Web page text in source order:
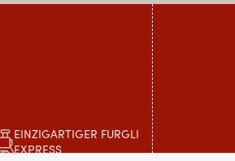
EINZIGARTIGER FURGLI
EXPRESS